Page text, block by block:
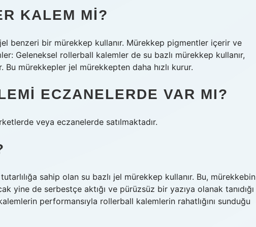
KALEM MI?
benzeri bir mürekkep kullanır. Mürekkep pigmentler içerir ve
Geleneksel rollerball kalemler de su bazlı mürekkep kullanır,
Bu mürekkepler jel mürekkepten daha hızlı kurur.
ECZANELERDE VAR MI?
veya eczanelerde satılmaktadır.
sahip olan su bazlı jel mürekkep kullanır. Bu, mürekkebin
yine de serbestçe aktığı ve pürüzsüz bir yazıya olanak tanıdığı
performansıyla rollerball kalemlerin rahatlığını sunduğu